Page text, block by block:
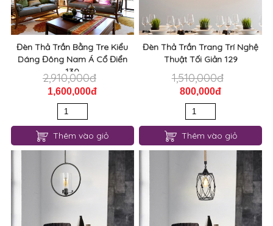
Đèn Thả Trần Bằng Tre Kiểu
Dáng Đông Nam Á Cổ Điển
130
2,910,000đ
1,600,000đ
Thêm vào giỏ
Đèn Thả Trần Trang Trí Nghệ
Thuật Tối Giản 129
1,510,000đ
800,000đ
Thêm vào giỏ